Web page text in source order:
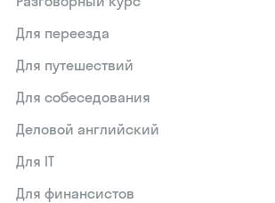
Для переезда
Для путешествий
Для собеседования
Деловой английский
Для IT
Для финансистов